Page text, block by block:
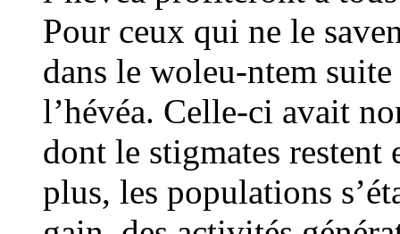
Pour ceux qui ne le
dans le woleu-ntem
l’hévéa. Celle-ci avait
dont le stigmates restent
plus, les populations